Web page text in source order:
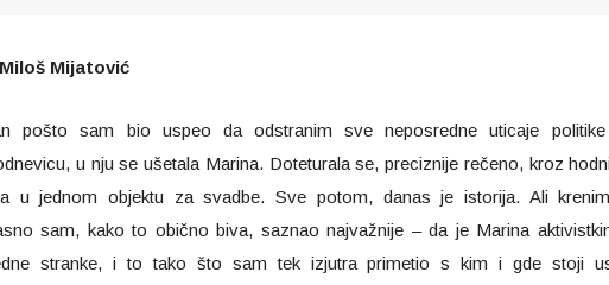
Mijatović
pošto sam bio uspeo da odstranim sve neposredne uticaje
u nju se ušetala Marina. Doteturala se, preciznije rečeno, kroz
u jednom objektu za svadbe. Sve potom, danas je istorija. Ali
sam, kako to obično biva, saznao najvažnije – da je Marina
stranke, i to tako što sam tek izjutra primetio s kim i gde stoji